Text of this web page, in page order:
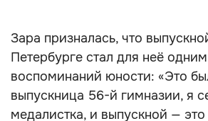
Зара призналась, что
Петербурге стал для неё
воспоминаний юности: «Это
выпускница 56-й гимназии, я
медалистка, и выпускной —